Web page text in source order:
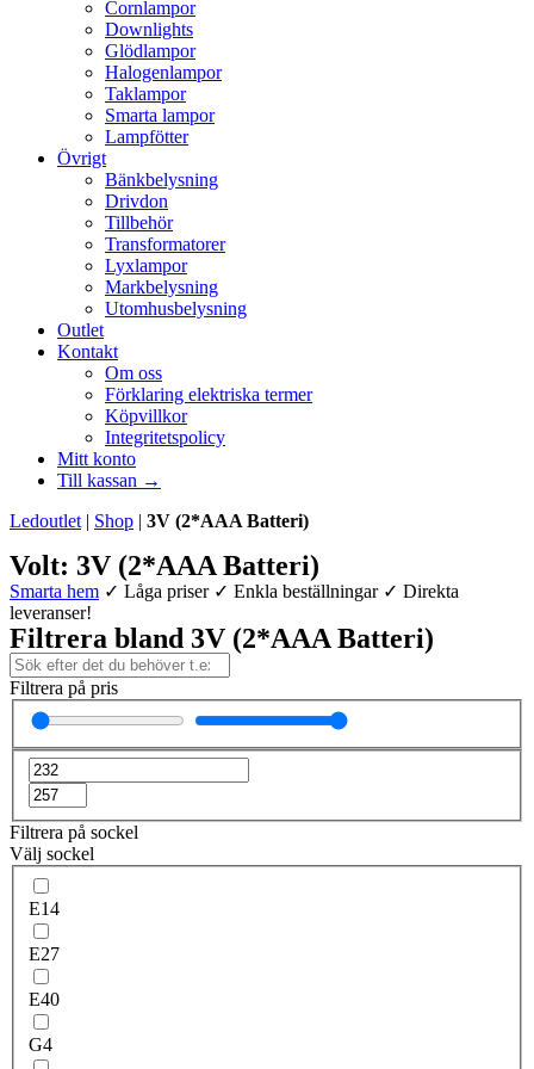
Cornlampor
Downlights
Glödlampor
Halogenlampor
Taklampor
Smarta lampor
Lampfötter
Övrigt
Bänkbelysning
Drivdon
Tillbehör
Transformatorer
Lyxlampor
Markbelysning
Utomhusbelysning
Outlet
Kontakt
Om oss
Förklaring elektriska termer
Köpvillkor
Integritetspolicy
Mitt konto
Till kassan →
Ledoutlet | Shop | 3V (2*AAA Batteri)
Volt: 3V (2*AAA Batteri)
Smarta hem ✓ Låga priser ✓ Enkla beställningar ✓ Direkta
leveranser!
Filtrera bland 3V (2*AAA Batteri)
Filtrera på pris
Filtrera på sockel
Välj sockel
E14
E27
E40
G4